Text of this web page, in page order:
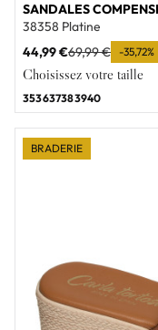
SANDALES
38358 Platine
44,99 €69,99 € -35,72%
Choisissez votre taille
353637383940
BRADERIE